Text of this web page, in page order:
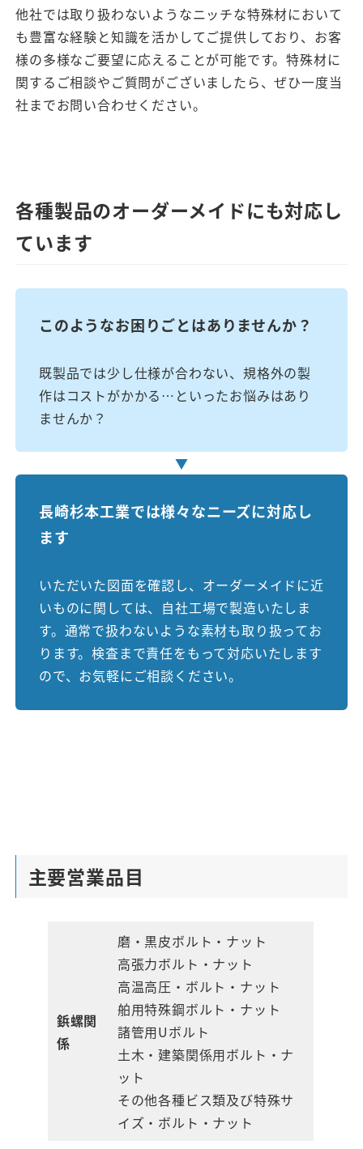
他社では取り扱わないようなニッチな特殊材において
も豊富な経験と知識を活かしてご提供しており、お客
様の多様なご要望に応えることが可能です。特殊材に
関するご相談やご質問がございましたら、ぜひ一度当
社までお問い合わせください。
各種製品のオーダーメイドにも対応し
ています
このようなお困りごとはありませんか？
既製品では少し仕様が合わない、規格外の製
作はコストがかかる…といったお悩みはあり
ませんか？
▼
長崎杉本工業では様々なニーズに対応し
ます
いただいた図面を確認し、オーダーメイドに近
いものに関しては、自社工場で製造いたしま
す。通常で扱わないような素材も取り扱ってお
ります。検査まで責任をもって対応いたします
ので、お気軽にご相談ください。
主要営業品目
鋲螺関
係
磨・黒皮ボルト・ナット
高張力ボルト・ナット
高温高圧・ボルト・ナット
舶用特殊鋼ボルト・ナット
諸管用Uボルト
土木・建築関係用ボルト・ナ
ット
その他各種ビス類及び特殊サ
イズ・ボルト・ナット